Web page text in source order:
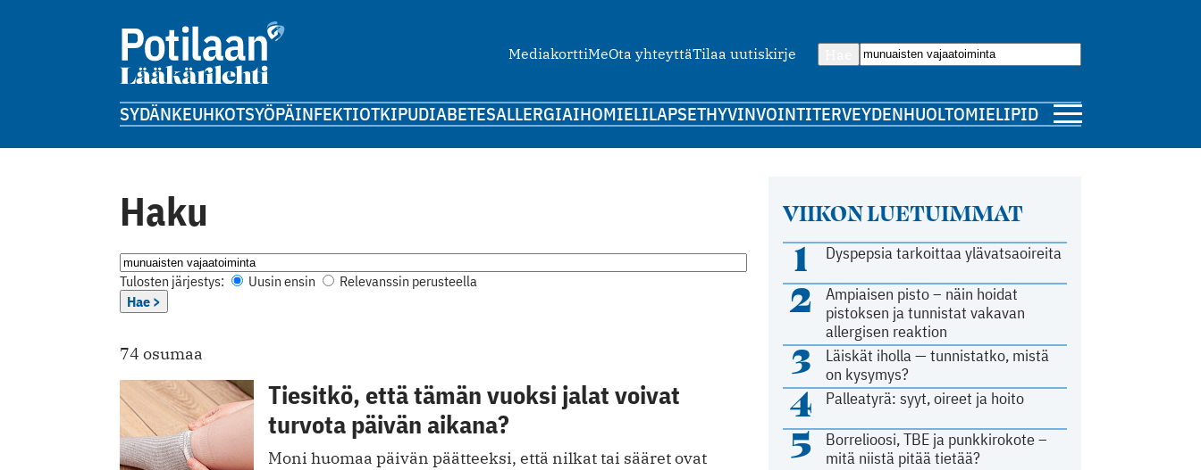
MediakorttiMeOta yhteyttäTilaa uutiskirje
SYDÄNKEUHKOTSYÖPÄINFEKTIOTKIPUDIABETESALLERGIAIHOMIELILAPSETHYVINVOINTITERVEYDENHUOLTOMIELIPIDE
Haku
Tulosten järjestys: Uusin ensin
Relevanssin perusteella
Hae >
74 osumaa
Tiesitkö, että tämän vuoksi jalat voivat
turvota päivän aikana?
Moni huomaa päivän päätteeksi, että nilkat tai sääret ovat
VIIKON LUETUIMMAT
1 Dyspepsia tarkoittaa ylävatsaoireita
2
Ampiaisen pisto – näin hoidat
pistoksen ja tunnistat vakavan
allergisen reaktion
3
Läiskät iholla — tunnistatko, mistä
on kysymys?
4 Palleatyrä: syyt, oireet ja hoito
5
Borrelioosi, TBE ja punkkirokote –
mitä niistä pitää tietää?